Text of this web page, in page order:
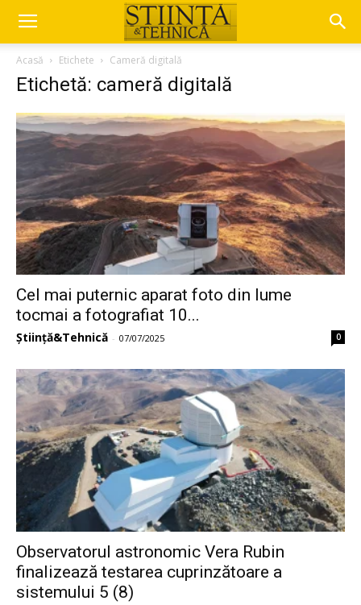
Acasă Etichete Cameră digitală
Etichetă: cameră digitală
Cel mai puternic aparat foto din lume
tocmai a fotografiat 10...
Știință&Tehnică - 07/07/2025 0
Observatorul astronomic Vera Rubin
finalizează testarea cuprinzătoare a
sistemului 5 (8)